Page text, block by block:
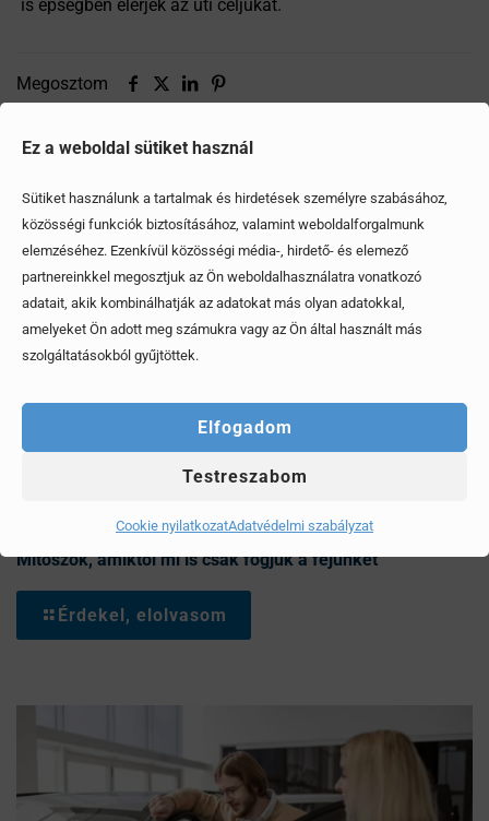
Ez a weboldal sütiket használ
Sütiket használunk a tartalmak és hirdetések személyre szabásához,
közösségi funkciók biztosításához, valamint weboldalforgalmunk
elemzéséhez. Ezenkívül közösségi média-, hirdető- és elemező
partnereinkkel megosztjuk az Ön weboldalhasználatra vonatkozó
adatait, akik kombinálhatják az adatokat más olyan adatokkal,
amelyeket Ön adott meg számukra vagy az Ön által használt más
szolgáltatásokból gyűjtöttek.
Elfogadom
Testreszabom
Cookie nyilatkozatAdatvédelmi szabályzat
is épségben elérjék az úti céljukat.
Megosztom
Mítoszok, amiktől mi is csak fogjuk a fejünket
Érdekel, elolvasom